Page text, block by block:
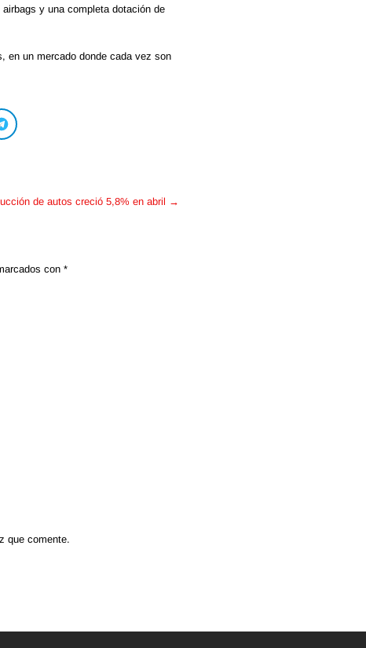
y una completa dotación de
en un mercado donde cada vez son
de autos creció 5,8% en abril →
con *
que comente.